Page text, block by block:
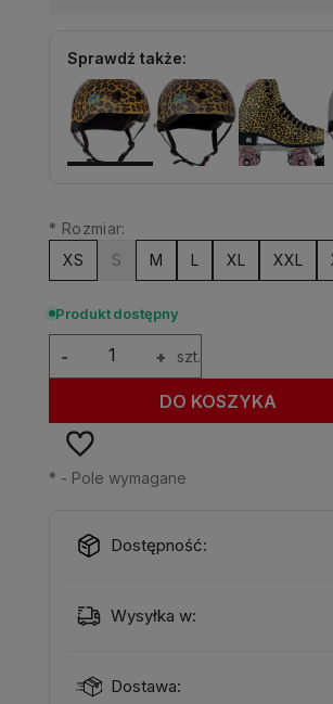
Sprawdź także:
* Rozmiar:
XS
S M L XL XXL
Produkt dostępny
+
- szt.
DO KOSZYKA
* - Pole wymagane
Dostępność:
Wysyłka w:
Dostawa: